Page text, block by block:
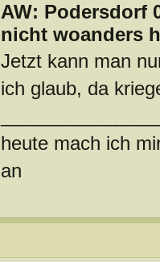
AW: Podersdorf
nicht woanders
Jetzt kann man
ich glaub, da
heute mach ich
an